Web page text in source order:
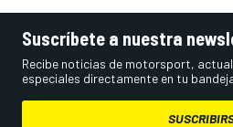
Suscríbete a nuestra
Recibe noticias de motorsport,
especiales directamente en tu